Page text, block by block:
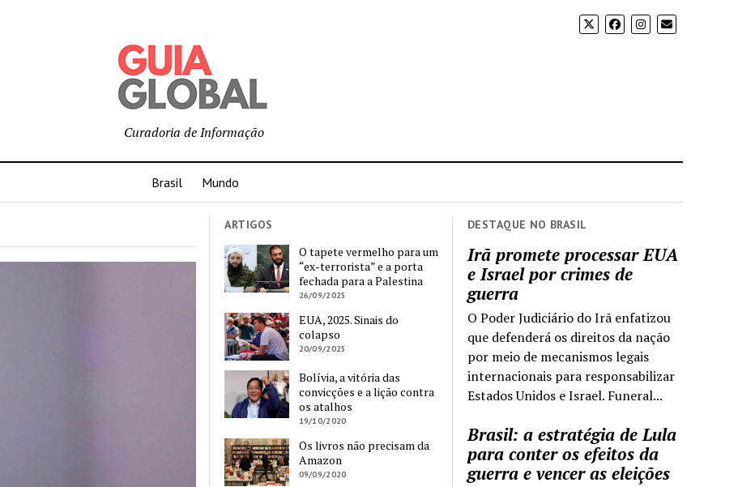
Curadoria de Informação
Brasil Mundo
DESTAQUE NO BRASIL
Irã promete processar EUA
e Israel por crimes de
guerra
O Poder Judiciário do Irã enfatizou
que defenderá os direitos da nação
por meio de mecanismos legais
internacionais para responsabilizar
Estados Unidos e Israel. Funeral...
Brasil: a estratégia de Lula
para conter os efeitos da
guerra e vencer as eleições
ARTIGOS
O tapete vermelho para um
“ex-terrorista” e a porta
fechada para a Palestina
26/09/2025
EUA, 2025. Sinais do
colapso
20/09/2025
Bolívia, a vitória das
convicções e a lição contra
os atalhos
19/10/2020
Os livros não precisam da
Amazon
09/09/2020